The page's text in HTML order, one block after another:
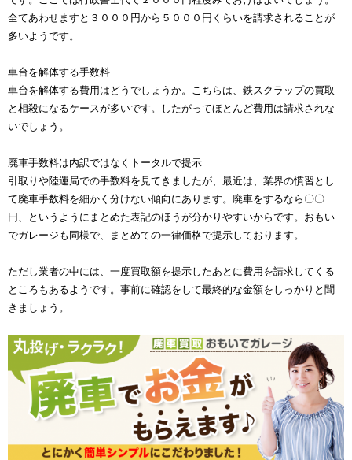
全てあわせますと３０００円から５０００円くらいを請求されることが
多いようです。
車台を解体する手数料
車台を解体する費用はどうでしょうか。こちらは、鉄スクラップの買取
と相殺になるケースが多いです。したがってほとんど費用は請求されな
いでしょう。
廃車手数料は内訳ではなくトータルで提示
引取りや陸運局での手数料を見てきましたが、最近は、業界の慣習とし
て廃車手数料を細かく分けない傾向にあります。廃車をするなら〇〇
円、というようにまとめた表記のほうが分かりやすいからです。おもい
でガレージも同様で、まとめての一律価格で提示しております。
ただし業者の中には、一度買取額を提示したあとに費用を請求してくる
ところもあるようです。事前に確認をして最終的な金額をしっかりと聞
きましょう。